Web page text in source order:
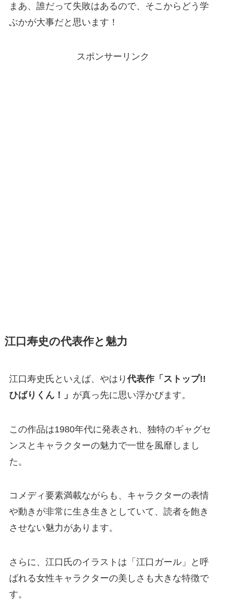
まあ、誰だって失敗はあるので、そこからどう学
ぶかが大事だと思います！
スポンサーリンク
江口寿史の代表作と魅力
江口寿史氏といえば、やはり 代表作「ストップ!!
ひばりくん！」 が真っ先に思い浮かびます。
この作品は1980年代に発表され、独特のギャグセ
ンスとキャラクターの魅力で一世を風靡しまし
た。
コメディ要素満載ながらも、キャラクターの表情
や動きが非常に生き生きとしていて、読者を飽き
させない魅力があります。
さらに、江口氏のイラストは「江口ガール」と呼
ばれる女性キャラクターの美しさも大きな特徴で
す。